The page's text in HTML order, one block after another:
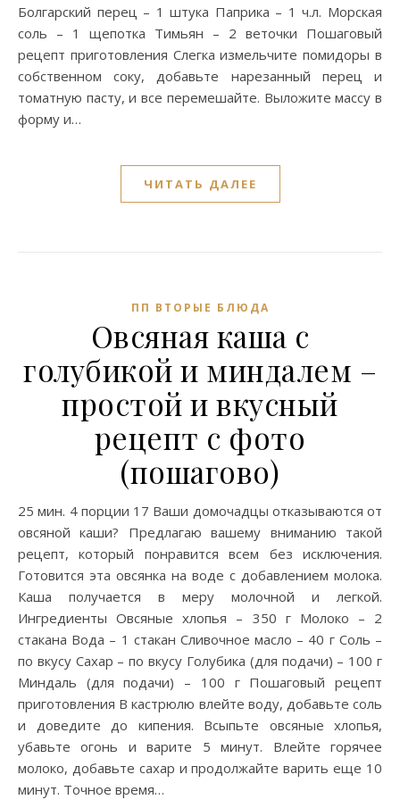
Болгарский перец – 1 штука Паприка – 1 ч.л. Морская
соль – 1 щепотка Тимьян – 2 веточки Пошаговый
рецепт приготовления Слегка измельчите помидоры в
собственном соку, добавьте нарезанный перец и
томатную пасту, и все перемешайте. Выложите массу в
форму и…
ЧИТАТЬ ДАЛЕЕ
ПП ВТОРЫЕ БЛЮДА
Овсяная каша с
голубикой и миндалем –
простой и вкусный
рецепт с фото
(пошагово)
25 мин. 4 порции 17 Ваши домочадцы отказываются от
овсяной каши? Предлагаю вашему вниманию такой
рецепт, который понравится всем без исключения.
Готовится эта овсянка на воде с добавлением молока.
Каша получается в меру молочной и легкой.
Ингредиенты Овсяные хлопья – 350 г Молоко – 2
стакана Вода – 1 стакан Сливочное масло – 40 г Соль –
по вкусу Сахар – по вкусу Голубика (для подачи) – 100 г
Миндаль (для подачи) – 100 г Пошаговый рецепт
приготовления В кастрюлю влейте воду, добавьте соль
и доведите до кипения. Всыпьте овсяные хлопья,
убавьте огонь и варите 5 минут. Влейте горячее
молоко, добавьте сахар и продолжайте варить еще 10
минут. Точное время…